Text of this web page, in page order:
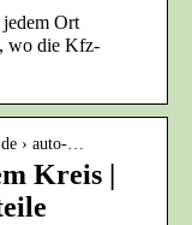
Ort
wo die Kfz-
› auto-…
Kreis |